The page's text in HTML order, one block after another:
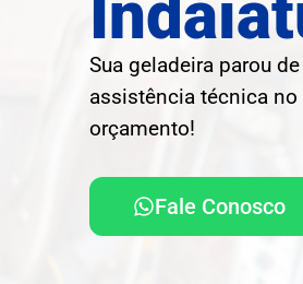
Sua geladeira parou
assistência técnica
orçamento!
Fale Conosco